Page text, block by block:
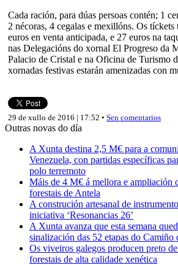
Cada ración, para dúas persoas contén; 1
2 nécoras, 4 cegalas e mexillóns. Os tíckets
euros en venta anticipada, e 27 euros na
nas Delegacións do xornal El Progreso da
Palacio de Cristal e na Oficina de Turismo
xornadas festivas estarán amenizadas con
29 de xullo de 2016 | 17:52 • Sen comentarios
Outras novas do día
A Xunta destina 2,5 M€ para a
Venezuela, con partidas específicas
polo terremoto
Máis de 4 M€ á mellora e ampliación
forestais de Antela
A construción artesanal de
iniciativa ‘Resonancias 26’
A Xunta avanza que esta semana
sinalización das 52 etapas do Camiño
Os viveiros galegos producen preto
forestais de alta calidade xenética